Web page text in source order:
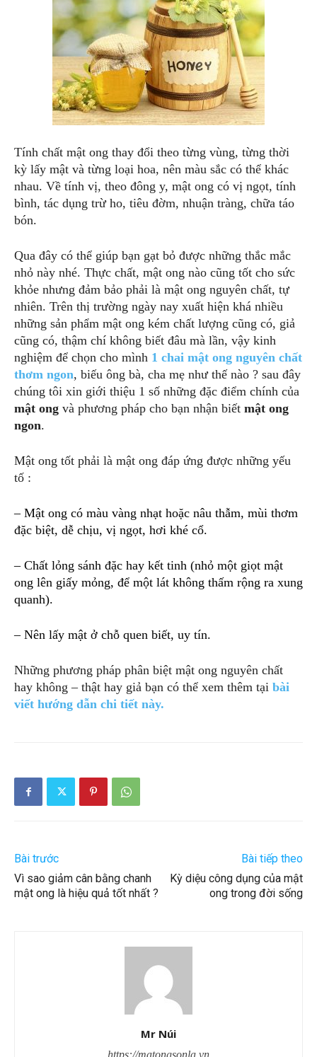
Tính chất mật ong thay đổi theo từng vùng, từng thời
kỳ lấy mật và từng loại hoa, nên màu sắc có thể khác
nhau. Về tính vị, theo đông y, mật ong có vị ngọt, tính
bình, tác dụng trừ ho, tiêu đờm, nhuận tràng, chữa táo
bón.
Qua đây có thể giúp bạn gạt bỏ được những thắc mắc
nhỏ này nhé. Thực chất, mật ong nào cũng tốt cho sức
khỏe nhưng đảm bảo phải là mật ong nguyên chất, tự
nhiên. Trên thị trường ngày nay xuất hiện khá nhiều
những sản phẩm mật ong kém chất lượng cũng có, giả
cũng có, thậm chí không biết đâu mà lần, vậy kinh
nghiệm để chọn cho mình 1 chai mật ong nguyên chất
thơm ngon, biếu ông bà, cha mẹ như thế nào ? sau đây
chúng tôi xin giới thiệu 1 số những đặc điểm chính của
mật ong và phương pháp cho bạn nhận biết mật ong
ngon.
Mật ong tốt phải là mật ong đáp ứng được những yếu
tố :
– Mật ong có màu vàng nhạt hoặc nâu thẫm, mùi thơm
đặc biệt, dễ chịu, vị ngọt, hơi khé cổ.
– Chất lỏng sánh đặc hay kết tinh (nhỏ một giọt mật
ong lên giấy mỏng, để một lát không thấm rộng ra xung
quanh).
– Nên lấy mật ở chỗ quen biết, uy tín.
Những phương pháp phân biệt mật ong nguyên chất
hay không – thật hay giả bạn có thể xem thêm tại bài
viết hướng dẫn chi tiết này.
Bài trước
Vì sao giảm cân bằng chanh
mật ong là hiệu quả tốt nhất ?
Bài tiếp theo
Kỳ diệu công dụng của mật
ong trong đời sống
Mr Núi